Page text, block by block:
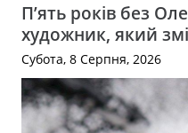
П’ять років без
художник, який
Субота, 8 Серпня, 2026